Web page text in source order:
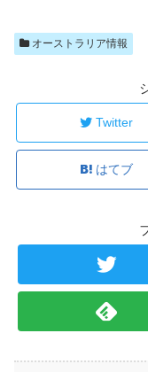
オーストラリア情報
Twitter
はてブ